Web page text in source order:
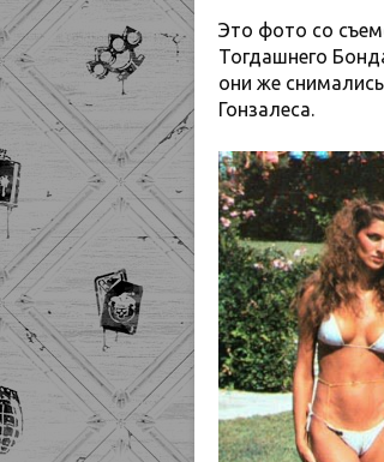
Это фото со
Тогдашнего
они же
Гонзалеса.